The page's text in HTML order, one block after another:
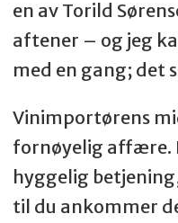
Italia
Matrett:
med paté, syltet
tranebær.
en av Torild
aftener – og jeg
med en gang; det
Vinimportørens
fornøyelig affære.
hyggelig
til du ankommer